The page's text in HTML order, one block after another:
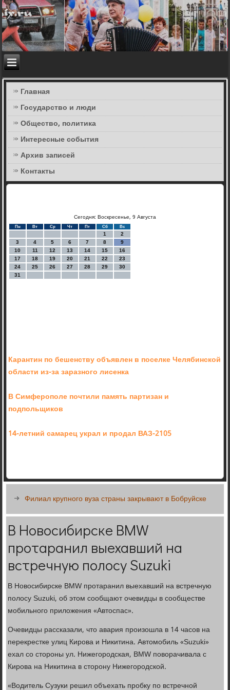
Главная
Государство и люди
Общество, политика
Интересные события
Архив записей
Контакты
Сегодня: Воскресенье, 9 Августа
Пн Вт Ср Чт Пт Сб Вс
1
2
3
4 5 6 7 8
9
10
11 12 13 14 15
16
17
18 19 20 21 22
23
24
25 26 27 28 29
30
31
Карантин по бешенству объявлен в поселке Челябинской
области из-за заразного лисенка
В Симферополе почтили память партизан и
подпольщиков
14-летний самарец украл и продал ВАЗ-2105
Филиал крупного вуза страны закрывают в Бобруйске
В Новосибирске BMW
протаранил выехавший на
встречную полосу Suzuki
В Новосибирске BMW протаранил выехавший на встречную
полосу Suzuki, об этом сообщают очевидцы в сообществе
мобильного приложения «Автоспас».
Очевидцы рассказали, что авария произошла в 14 часов на
перекрестке улиц Кирова и Никитина. Автомобиль «Suzuki»
ехал со стороны ул. Нижегородская, BMW поворачивала с
Кирова на Никитина в сторону Нижегородской.
«Водитель Сузуки решил объехать пробку по встречной